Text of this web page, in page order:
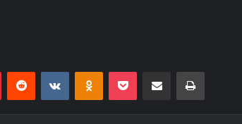
PinterestReddit VKontakteOdnoklassniki
Pocket E-Posta ile paylaş Yazdır